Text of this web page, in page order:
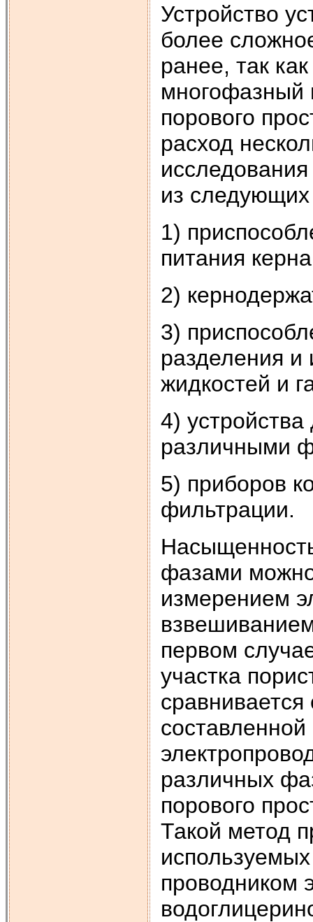
Устройство
более
ранее, так
многофазный
порового
расход
из
1)
питания
2)
3)
разделения и
жидкостей и
4)
различными
5) приборов
фильтрации.
фазами
измерением
первом
участка
различных
порового
Такой метод
проводником